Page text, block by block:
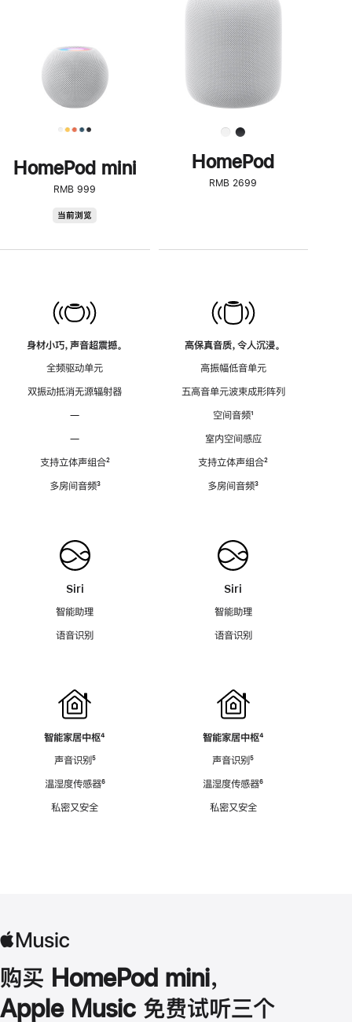
HomePod mini
RMB 999
当前浏览
身材小巧，声音超震撼。
全频驱动单元
双振动抵消无源辐射器
—
—
支持立体声组合脚
²
多房间音频脚
³
Siri
智能助理
语音识别
智能家居中枢脚
⁴
声音识别脚
⁵
温湿度传感器脚
⁶
私密又安全
了
解
HomePod<
HomePod
RMB 2699
高保真音质，令人沉浸。
高振幅低音单元
五高音单元波束成形阵列
空间音频脚
¹
室内空间感应
支持立体声组合脚
²
多房间音频脚
³
Siri
智能助理
语音识别
智能家居中枢脚
⁴
声音识别脚
⁵
温湿度传感器脚
⁶
私密又安全
购买 HomePod mini，
Apple Music 免费试听三个